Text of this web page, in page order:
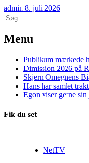
admin 8. juli 2026
Søg
efter:
Menu
Publikum mærkede
Dimission 2026 på
Skjern Omegnens
Hans har samlet
Egon viser gerne sin
Fik du set
NetTV